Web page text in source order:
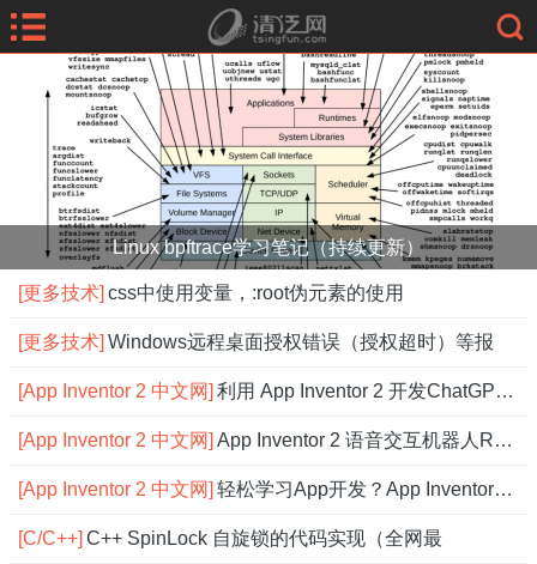
Linux bpftrace学习笔记（持续更新）
[更多技术] css中使用变量，:root伪元素的使用
[更多技术] Windows远程桌面授权错误（授权超时）等报
[App Inventor 2 中文网] 利用 App Inventor 2 开发ChatGPT应用
[App Inventor 2 中文网] App Inventor 2 语音交互机器人Robot，
[App Inventor 2 中文网] 轻松学习App开发？App Inventor 2 中文网搞定！
[C/C++] C++ SpinLock 自旋锁的代码实现（全网最